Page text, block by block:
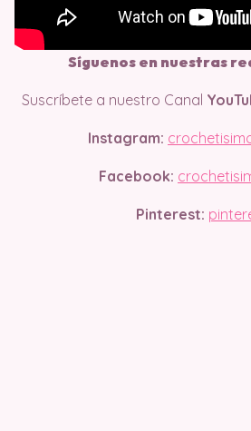
Síguenos en nuestras
Suscríbete a nuestro Canal
Instagram:
Facebook:
Pinterest: